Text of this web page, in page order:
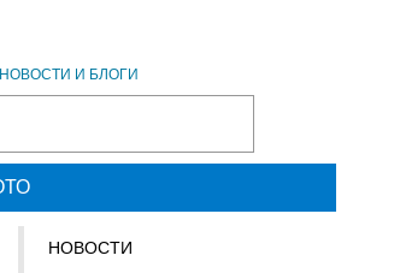
НОВОСТИ И БЛОГИ
НОВОСТИ